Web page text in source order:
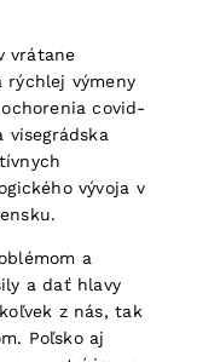
vrátane
rýchlej výmeny
covid-
visegrádska
vývoja v
a
a dať hlavy
z nás, tak
Poľsko aj